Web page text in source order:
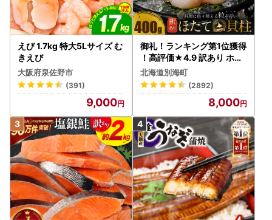
えび 1.7kg 特大5Lサイズ む
きえび
大阪府泉佐野市
(391)
9,000
御礼！ランキング第1位獲得
！高評価★4.9 訳あり ホタ
テ 400g（ほたて 帆立 貝柱
冷凍 ）
北海道別海町
(2892)
8,000